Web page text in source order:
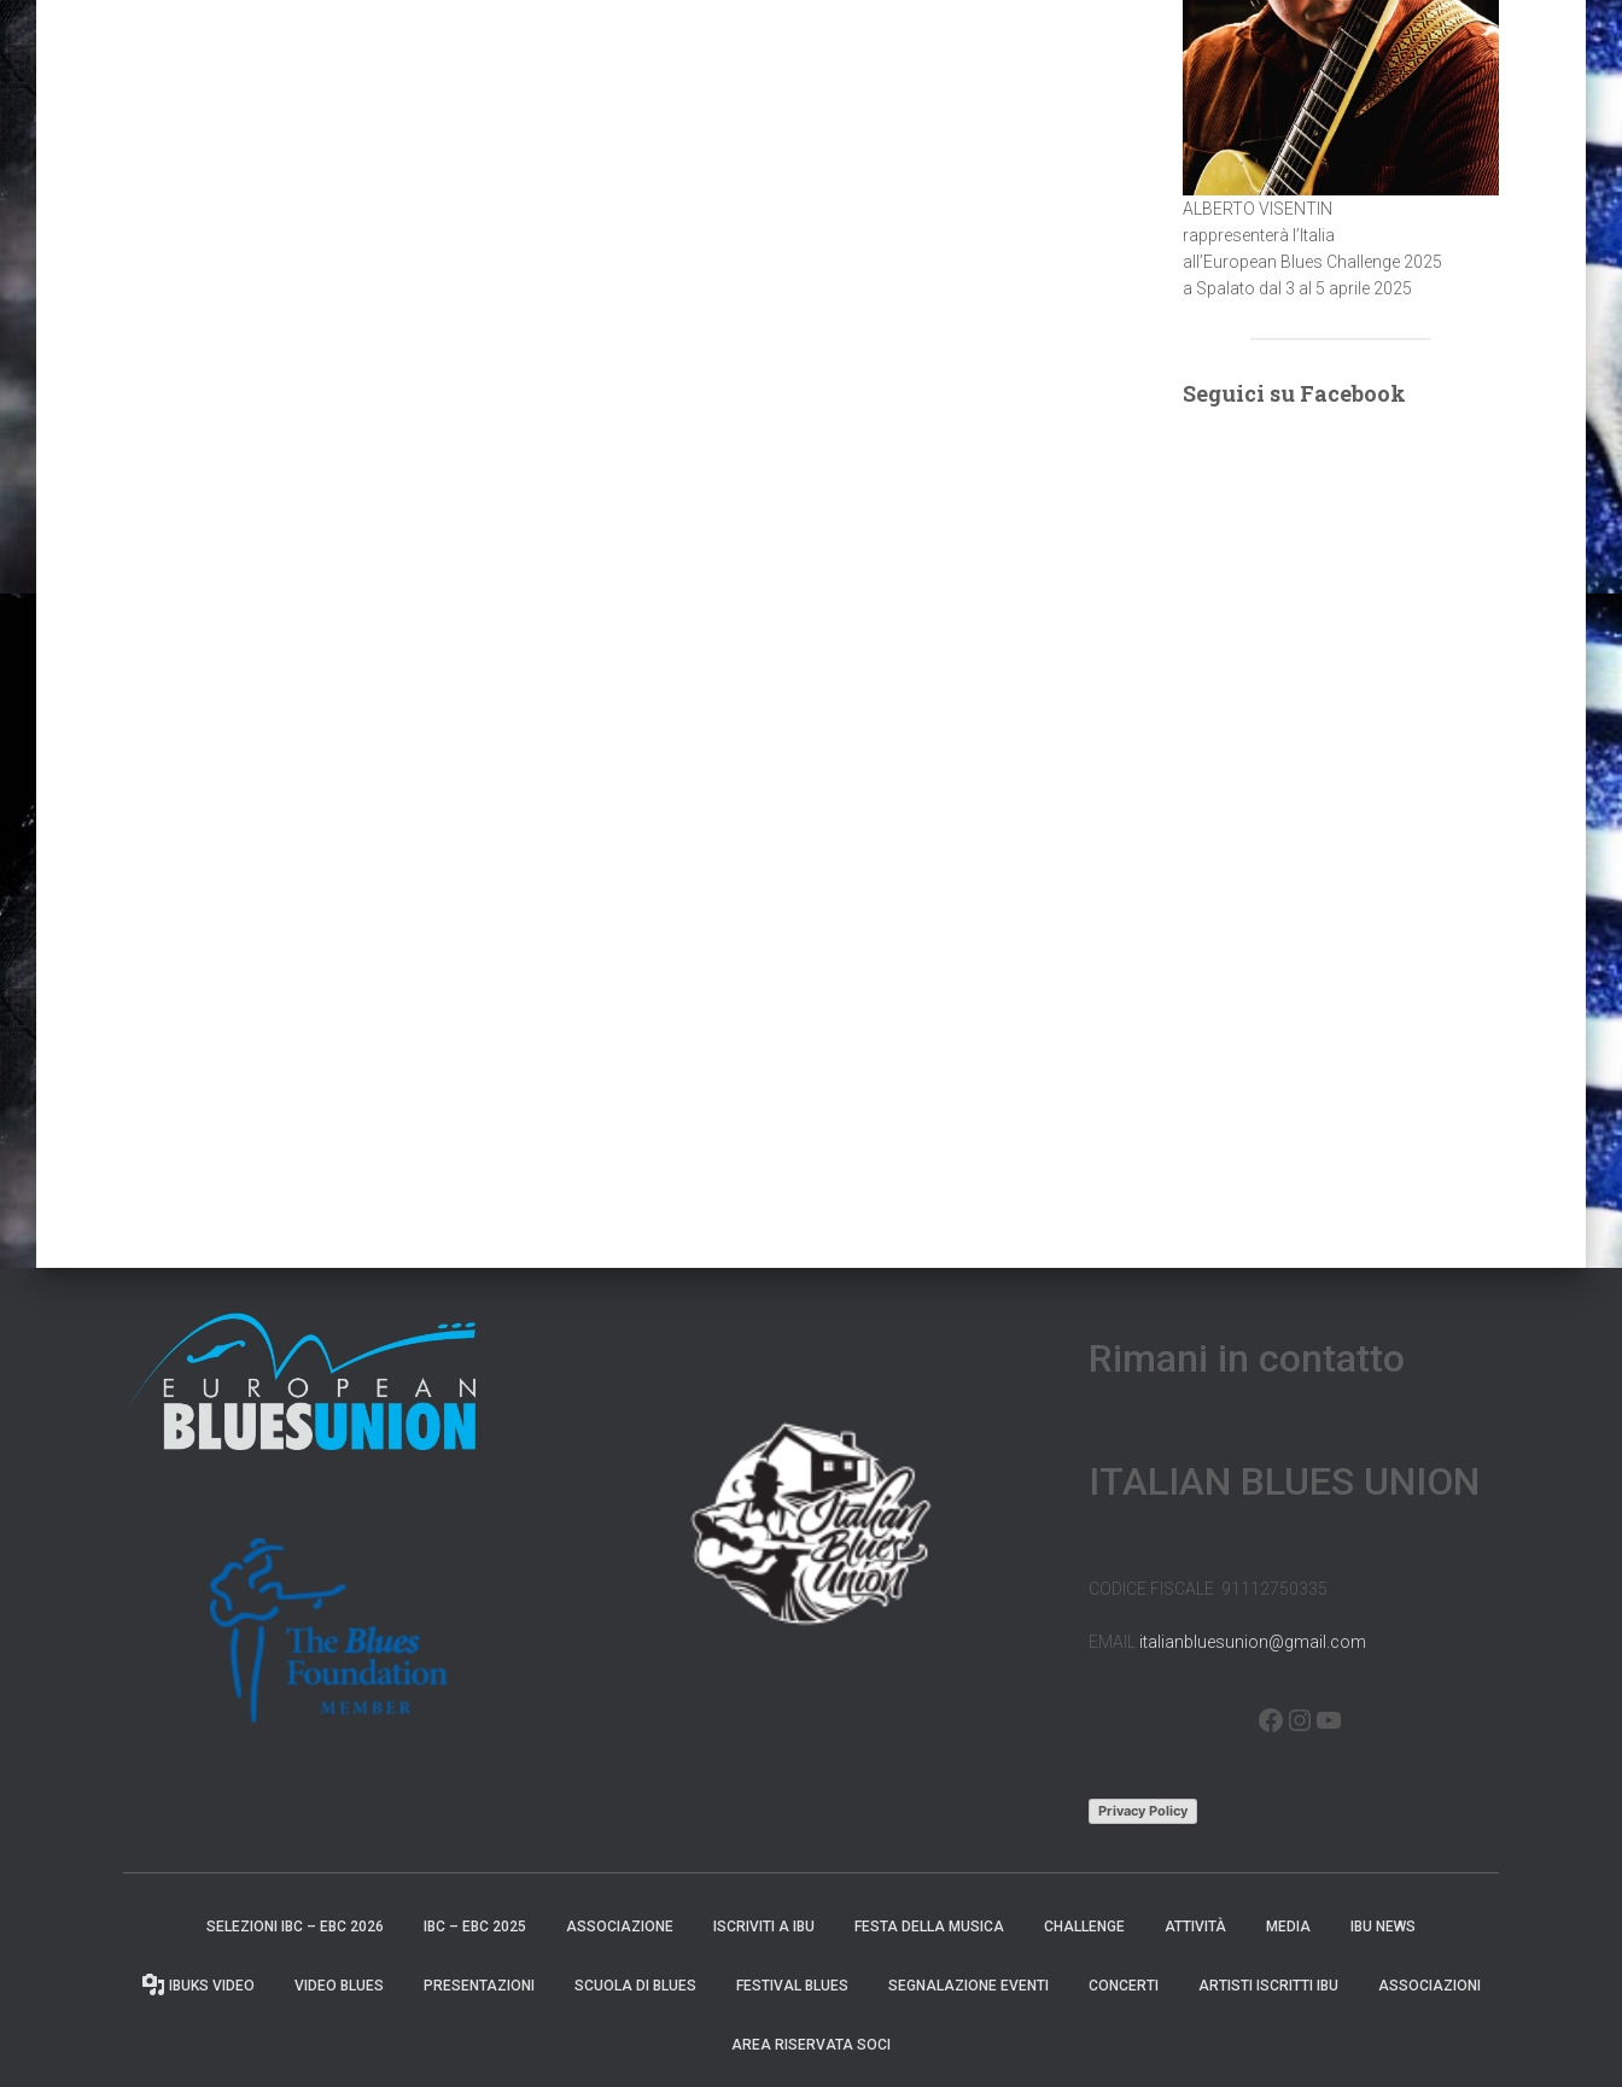
ALBERTO VISENTIN
rappresenterà l’Italia
all’European Blues Challenge 2025
a Spalato dal 3 al 5 aprile 2025
Seguici su Facebook
Rimani in contatto
ITALIAN BLUES UNION
CODICE FISCALE 91112750335
EMAIL italianbluesunion@gmail.com
FACEBOOK INSTAGRAM
Privacy Policy
SELEZIONI IBC – EBC 2026 IBC – EBC 2025 ASSOCIAZIONE ISCRIVITI A IBU FESTA DELLA MUSICA CHALLENGE ATTIVITÀ MEDIA IBU NEWS
IBUKS VIDEO VIDEO BLUES PRESENTAZIONI SCUOLA DI BLUES FESTIVAL BLUES SEGNALAZIONE EVENTI CONCERTI ARTISTI ISCRITTI IBU ASSOCIAZIONI
AREA RISERVATA SOCI